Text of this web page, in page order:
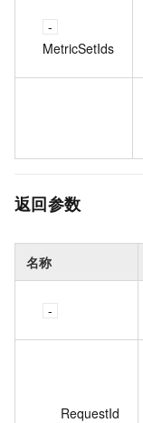
MetricSetIds
返回参数
名称
RequestId